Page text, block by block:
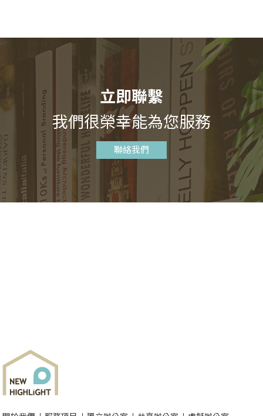
立即聯繫
我們很榮幸能為您服務
聯絡我們